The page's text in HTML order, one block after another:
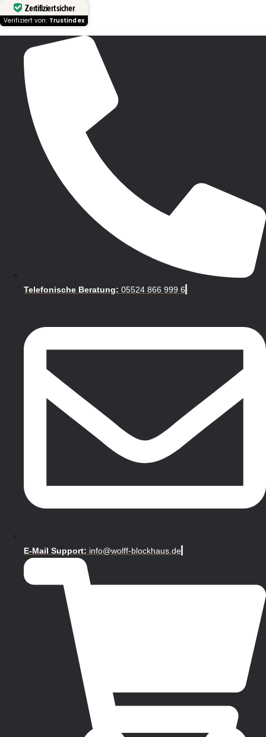
Zertifiziert sicher
Verifiziert von: Trustindex
Telefonische Beratung: 05524 866 999 6
E-Mail Support: info@wolff-blockhaus.de